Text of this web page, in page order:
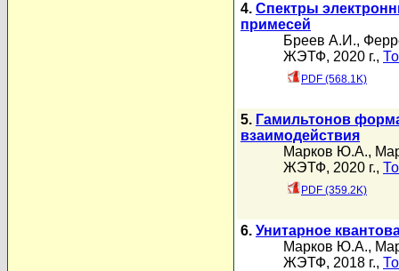
4. Спектры
примесей
Бреев А.И.,
ЖЭТФ, 2020 г.,
PDF (568.1K)
5. Гамильтонов
взаимодействия
Марков Ю.А.,
ЖЭТФ, 2020 г.,
PDF (359.2K)
6. Унитарное
Марков Ю.А.,
ЖЭТФ, 2018 г.,